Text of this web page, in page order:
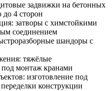
задвижки на бетонных
до 4 сторон
затворы с химстойкими
соединением
шандоры с
тяжёлые
под монтаж кранами
изготовление под
конструкции